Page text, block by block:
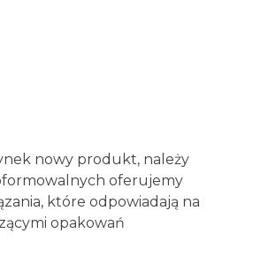
nowy produkt, należy
oferujemy
które odpowiadają na
opakowań